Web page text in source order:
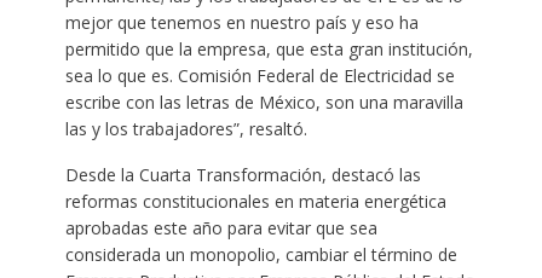
mejor que tenemos en nuestro país y eso ha
permitido que la empresa, que esta gran institución,
sea lo que es. Comisión Federal de Electricidad se
escribe con las letras de México, son una maravilla
las y los trabajadores”, resaltó.
Desde la Cuarta Transformación, destacó las
reformas constitucionales en materia energética
aprobadas este año para evitar que sea
considerada un monopolio, cambiar el término de